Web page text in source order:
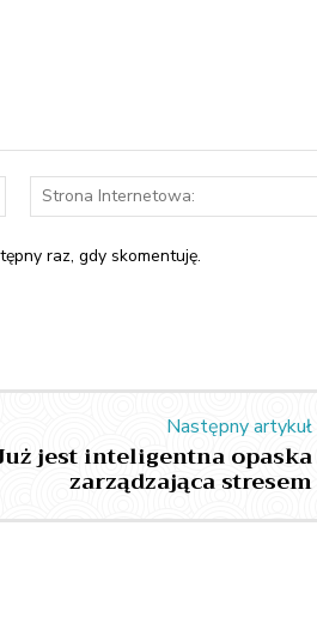
mail:*
raz, gdy skomentuję.
Następny artykuł
jest inteligentna opaska
zarządzająca stresem